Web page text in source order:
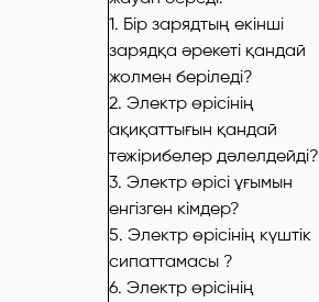
1. Бір зарядтың екінші
зарядқа әрекеті қандай
жолмен беріледі?
2. Электр өрісінің
ақиқаттығын қандай
тәжірибелер дәлелдейді?
3. Электр өрісі ұғымын
енгізген кімдер?
5. Электр өрісінің күштік
сипаттамасы ?
6. Электр өрісінің